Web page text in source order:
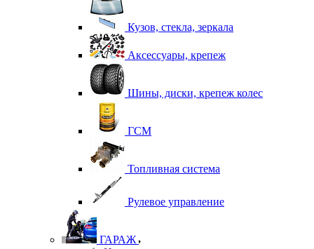
Кузов, стекла, зеркала
Аксессуары, крепеж
Шины, диски, крепеж колес
ГСМ
Топливная система
Рулевое управление
ГАРАЖ